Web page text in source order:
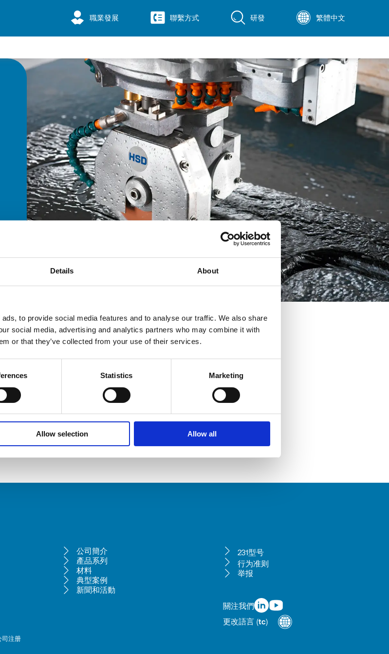
Details About
to provide social media features and to analyse our traffic. We also share
social media, advertising and analytics partners who may combine it with
or that they’ve collected from your use of their services.
Statistics Marketing
Allow selection Allow all
職業發展 聯繫方式 研發 繁體中文
司注册
公司簡介
產品系列
材料
典型案例
新聞和活動
231型号
行为准则
举报
關注我們
更改語言 (tc)